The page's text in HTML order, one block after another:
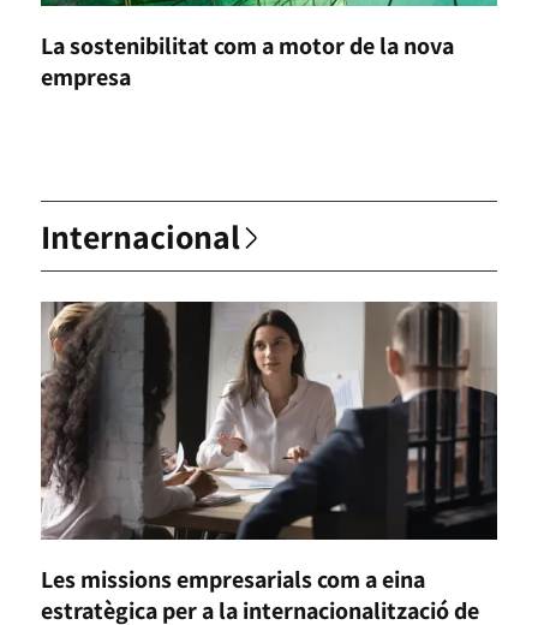
La sostenibilitat com a motor de la nova
empresa
Internacional
Les missions empresarials com a eina
estratègica per a la internacionalització de